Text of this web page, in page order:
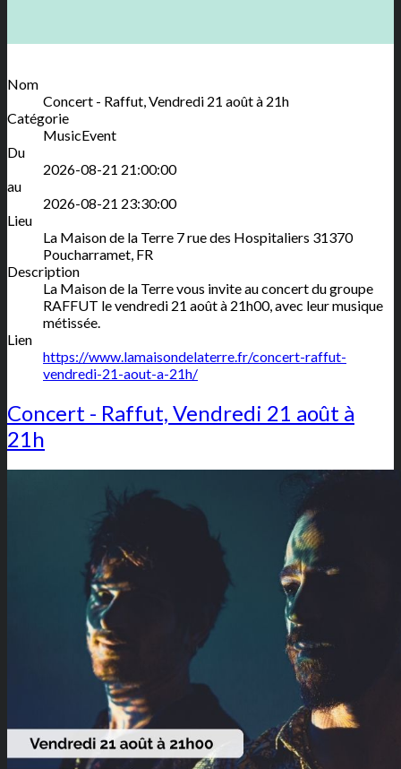
Nom
Concert - Raffut, Vendredi 21 août à 21h
Catégorie
MusicEvent
Du
2026-08-21 21:00:00
au
2026-08-21 23:30:00
Lieu
La Maison de la Terre 7 rue des Hospitaliers 31370
Poucharramet, FR
Description
La Maison de la Terre vous invite au concert du groupe
RAFFUT le vendredi 21 août à 21h00, avec leur musique
métissée.
Lien
https://www.lamaisondelaterre.fr/concert-raffut-
vendredi-21-aout-a-21h/
Concert - Raffut, Vendredi 21 août à
21h